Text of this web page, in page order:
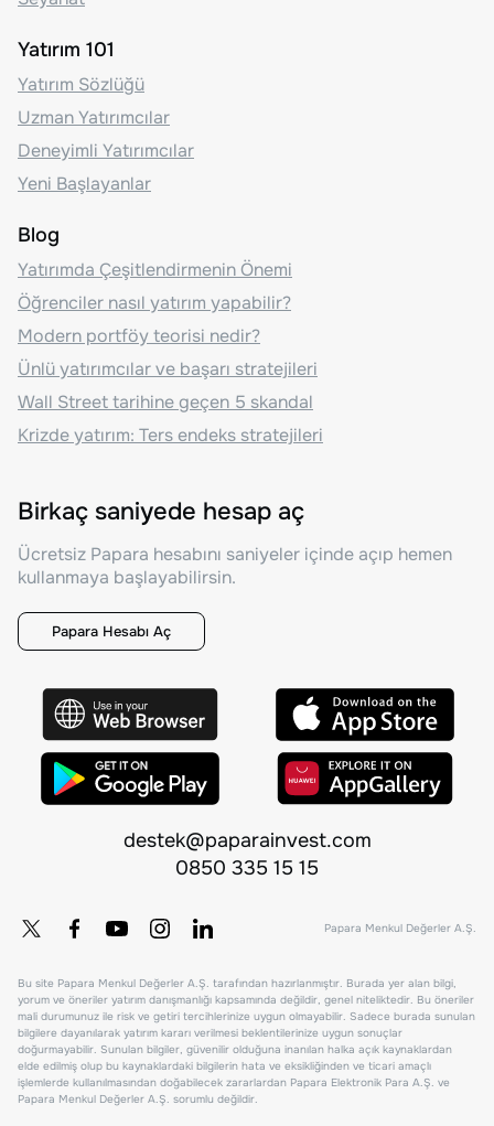
Yatırım 101
Yatırım Sözlüğü
Uzman Yatırımcılar
Deneyimli Yatırımcılar
Yeni Başlayanlar
Blog
Yatırımda Çeşitlendirmenin Önemi
Öğrenciler nasıl yatırım yapabilir?
Modern portföy teorisi nedir?
Ünlü yatırımcılar ve başarı stratejileri
Wall Street tarihine geçen 5 skandal
Krizde yatırım: Ters endeks stratejileri
Birkaç saniyede hesap aç
Ücretsiz Papara hesabını saniyeler içinde açıp hemen
kullanmaya başlayabilirsin.
Papara Hesabı Aç
destek@paparainvest.com
0850 335 15 15
Papara Menkul Değerler A.Ş.
Bu site Papara Menkul Değerler A.Ş. tarafından hazırlanmıştır. Burada yer alan bilgi,
yorum ve öneriler yatırım danışmanlığı kapsamında değildir, genel niteliktedir. Bu öneriler
mali durumunuz ile risk ve getiri tercihlerinize uygun olmayabilir. Sadece burada sunulan
bilgilere dayanılarak yatırım kararı verilmesi beklentilerinize uygun sonuçlar
doğurmayabilir. Sunulan bilgiler, güvenilir olduğuna inanılan halka açık kaynaklardan
elde edilmiş olup bu kaynaklardaki bilgilerin hata ve eksikliğinden ve ticari amaçlı
işlemlerde kullanılmasından doğabilecek zararlardan Papara Elektronik Para A.Ş. ve
Papara Menkul Değerler A.Ş. sorumlu değildir.